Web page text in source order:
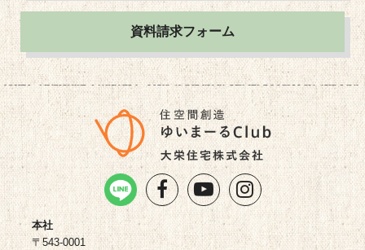
資料請求フォーム
本社
〒543-0001